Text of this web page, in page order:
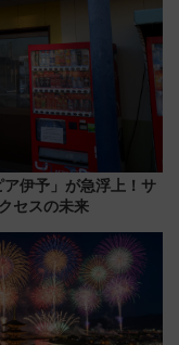
伊予」が急浮上！サ
セスの未来